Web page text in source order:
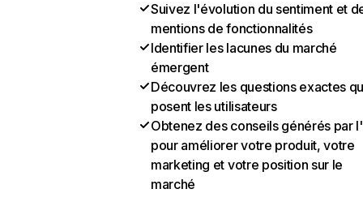
Suivez l'évolution du sentiment et
mentions de fonctionnalités
Identifier les lacunes du marché
émergent
Découvrez les questions exactes
posent les utilisateurs
Obtenez des conseils générés par
pour améliorer votre produit, votre
marketing et votre position sur le
marché